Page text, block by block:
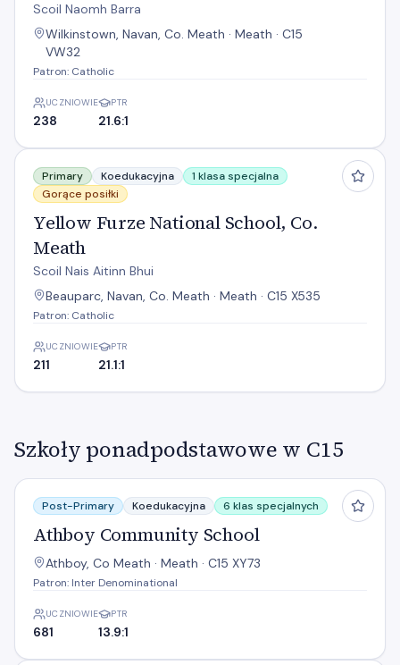
Scoil Naomh Barra
Wilkinstown, Navan, Co. Meath · Meath · C15
VW32
Patron: Catholic
UCZNIOWIE
238
PTR
21.6:1
Yellow Furze National School, Co. Meath
Primary Koedukacyjna
1 klasa specjalna
Gorące posiłki
Yellow Furze National School, Co.
Meath
Scoil Nais Aitinn Bhui
Beauparc, Navan, Co. Meath · Meath · C15 X535
Patron: Catholic
UCZNIOWIE
211
PTR
21.1:1
Szkoły ponadpodstawowe w C15
Athboy Community School
Post-Primary Koedukacyjna 6 klas specjalnych
Athboy Community School
Athboy, Co Meath · Meath · C15 XY73
Patron: Inter Denominational
UCZNIOWIE
681
PTR
13.9:1